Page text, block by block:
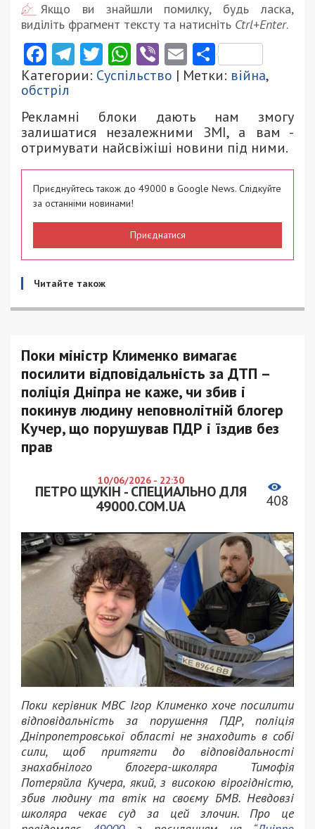
Якщо ви знайшли помилку, будь ласка,
виділіть фрагмент тексту та натисніть Ctrl+Enter.
Facebook
Telegram
Twitter
WhatsApp
ViberEmail
Категории: Суспільство | Метки: війна,
обстріл
Рекламні блоки дають нам змогу
залишатися незалежними ЗМІ, а вам -
отримувати найсвіжіші новини під ними.
Приєднуйтесь також до 49000 в Google News. Слідкуйте
за останніми новинами!
Приєднатися
Читайте також
Поки міністр Клименко вимагає
посилити відповідальність за ДТП –
поліція Дніпра не каже, чи збив і
покинув людину неповнолітній блогер
Кучер, що порушував ПДР і їздив без
прав
10/06/2026 - 22:30
ПЕТРО ЩУКІН - СПЕЦИАЛЬНО ДЛЯ
49000.COM.UA
408
Поки керівник МВС Ігор Клименко хоче посилити
відповідальність за порушення ПДР, поліція
Дніпропетровської області не знаходить в собі
сили, щоб притягти до відповідальності
знахабнілого блогера-школяра Тимофія
Потеряйла Кучера, який, з високою вірогідністю,
збив людину та втік на своєму БМВ. Невдовзі
школяра чекає суд за цей злочин. Про це